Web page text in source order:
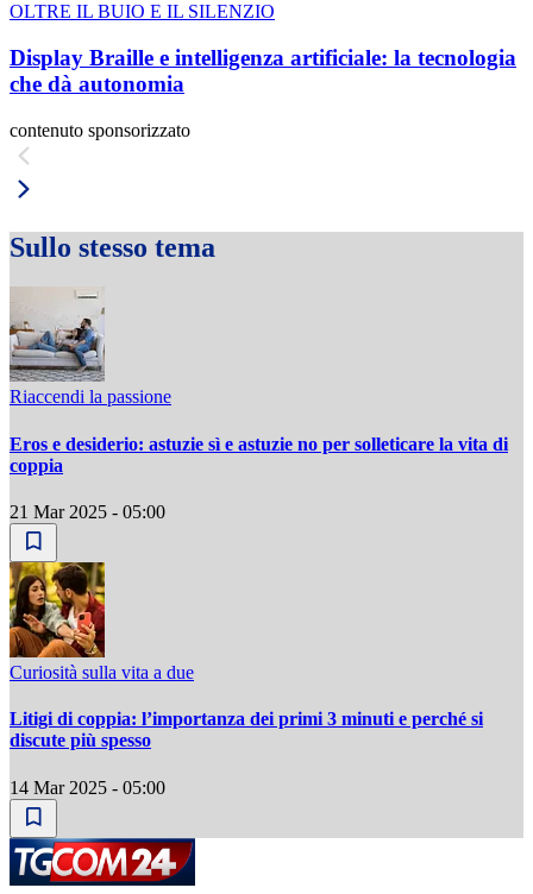
OLTRE IL BUIO E IL SILENZIO
Display Braille e intelligenza artificiale: la tecnologia
che dà autonomia
contenuto sponsorizzato
Sullo stesso tema
Riaccendi la passione
Eros e desiderio: astuzie sì e astuzie no per solleticare la vita di
coppia
21 Mar 2025 - 05:00
Curiosità sulla vita a due
Litigi di coppia: l’importanza dei primi 3 minuti e perché si
discute più spesso
14 Mar 2025 - 05:00